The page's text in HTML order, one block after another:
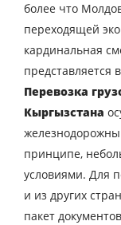
более что
переходящей
кардинальная
представляется
Перевозка
Кыргызстана
принципе,
условиями. Для
и из других
пакет
E-mail